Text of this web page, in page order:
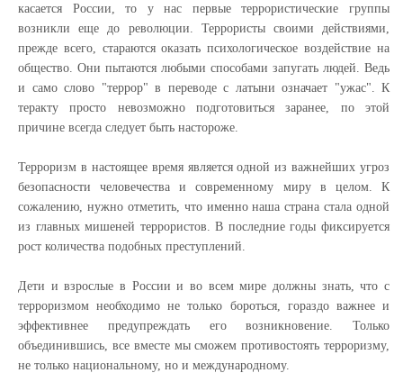
касается России, то у нас первые террористические группы
возникли еще до революции. Террористы своими действиями,
прежде всего, стараются оказать психологическое воздействие на
общество. Они пытаются любыми способами запугать людей. Ведь
и само слово "террор" в переводе с латыни означает "ужас". К
теракту просто невозможно подготовиться заранее, по этой
причине всегда следует быть настороже.
Терроризм в настоящее время является одной из важнейших угроз
безопасности человечества и современному миру в целом. К
сожалению, нужно отметить, что именно наша страна стала одной
из главных мишеней террористов. В последние годы фиксируется
рост количества подобных преступлений.
Дети и взрослые в России и во всем мире должны знать, что с
терроризмом необходимо не только бороться, гораздо важнее и
эффективнее предупреждать его возникновение. Только
объединившись, все вместе мы сможем противостоять терроризму,
не только национальному, но и международному.